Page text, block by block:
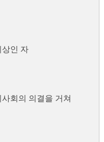
상인 자
회의 의결을 거쳐